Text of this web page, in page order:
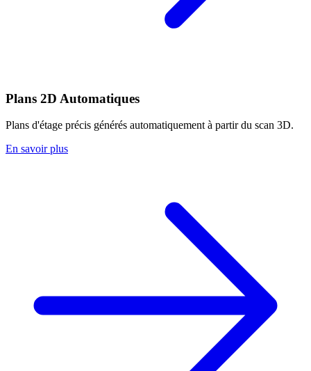
Plans 2D Automatiques
Plans d'étage précis générés automatiquement à partir du scan 3D.
En savoir plus